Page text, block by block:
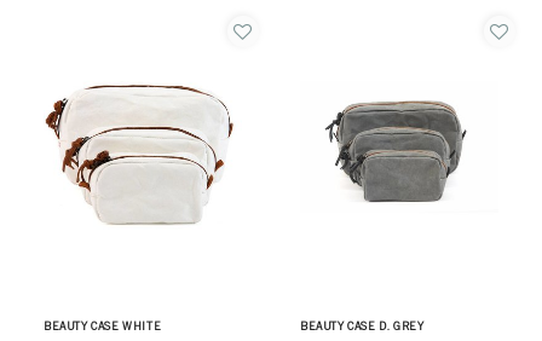
BEAUTY CASE WHITE BEAUTY CASE D. GREY